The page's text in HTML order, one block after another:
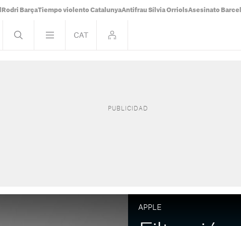
Rodri BarçaTiempo violento CatalunyaAntifrau Sílvia OrriolsAsesinato
APPLE